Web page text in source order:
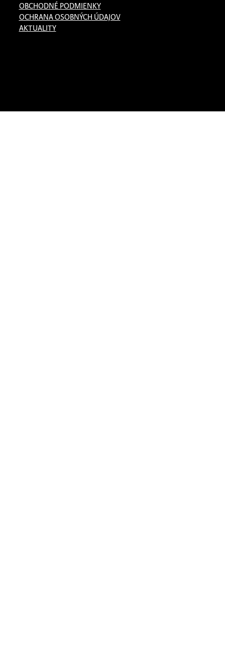
OBCHODNÉ PODMIENKY
OCHRANA OSOBNÝCH ÚDAJOV
AKTUALITY